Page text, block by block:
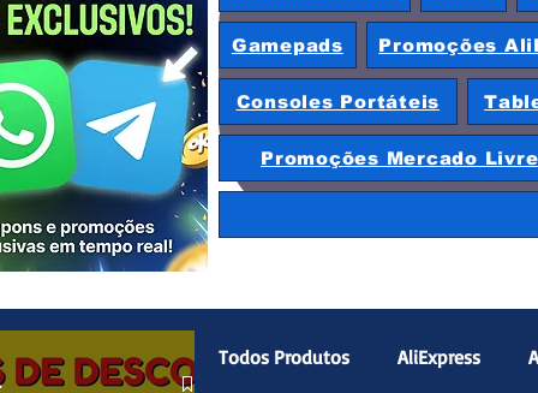
Gamepads Promoções
Consoles Portáteis
Promoções Mercado Livre
Todos Produtos AliExpress